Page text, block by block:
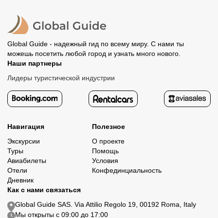
организатору напрямую не требуется.
Global Guide - надежный гид по всему миру. С нами ты
можешь посетить любой город и узнать много нового.
Наши партнеры
Лидеры туристической индустрии
Навигация
Экскурсии
Туры
Авиабилеты
Отели
Дневник
Полезное
О проекте
Помощь
Условия
Конфединциальность
Как с нами связаться
Global Guide SAS. Via Attilio Regolo 19, 00192 Roma, Italy
Мы открыты с 09:00 до 17:00